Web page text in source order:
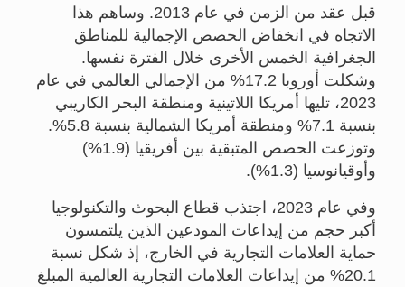
قبل عقد من الزمن في عام 2013. وساهم هذا
الاتجاه في انخفاض الحصص الإجمالية للمناطق
الجغرافية الخمس الأخرى خلال الفترة نفسها.
وشكلت أوروبا 17.2% من الإجمالي العالمي في عام
2023، تليها أمريكا اللاتينية ومنطقة البحر الكاريبي
بنسبة 7.1% ومنطقة أمريكا الشمالية بنسبة 5.8%.
وتوزعت الحصص المتبقية بين أفريقيا (1.9%)
وأوقيانوسيا (1.3%).
وفي عام 2023، اجتذب قطاع البحوث والتكنولوجيا
أكبر حجم من إيداعات المودعين الذين يلتمسون
حماية العلامات التجارية في الخارج، إذ شكل نسبة
20.1% من إيداعات العلامات التجارية العالمية المبلغ